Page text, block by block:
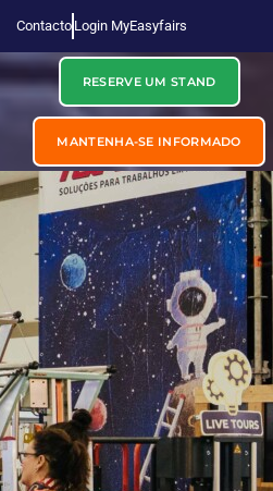
Contacto Login MyEasyfairs
RESERVE UM STAND
MANTENHA-SE INFORMADO